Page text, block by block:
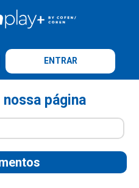
ENTRAR
página